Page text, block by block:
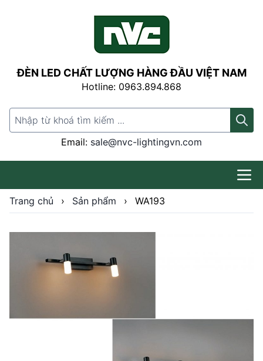
ĐÈN LED CHẤT LƯỢNG HÀNG ĐẦU VIỆT NAM
Hotline: 0963.894.868
Search for:
Email: sale@nvc-lightingvn.com
Trang chủ › Sản phẩm › WA193